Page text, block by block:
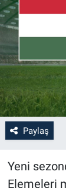
Paylaş
Yeni
Elemeleri